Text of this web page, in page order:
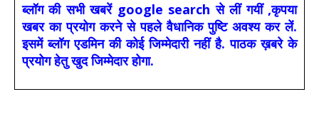
ब्लॉग की सभी खबरें google search से लीं गयीं ,कृपया
खबर का प्रयोग करने से पहले वैधानिक पुष्टि अवश्य कर लें.
इसमें ब्लॉग एडमिन की कोई जिम्मेदारी नहीं है. पाठक ख़बरे के
प्रयोग हेतु खुद जिम्मेदार होगा.